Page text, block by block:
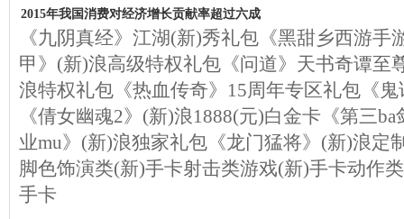
2015年我国消费对经济增长贡献率超过六成
《九阴真经》江湖(新)秀礼包《黑甜乡西游
甲》(新)浪高级特权礼包《问道》天书奇谭至
浪特权礼包《热血传奇》15周年专区礼包《
《倩女幽魂2》(新)浪1888(元)白金卡《第三
业mu》(新)浪独家礼包《龙门猛将》(新)浪定
脚色饰演类(新)手卡射击类游戏(新)手卡动作
手卡